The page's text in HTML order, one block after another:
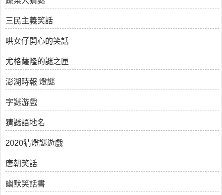
三民主義笑話
哄女仔開心的笑話
尤格薩隆的謎之匣
澎湖時報 燈謎
字謎游戲
猜謎語地名
2020猜燈謎遊戲
唐朝笑話
幽默笑話書